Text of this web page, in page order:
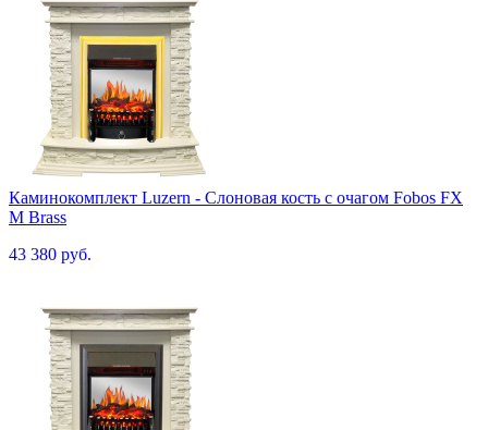
Каминокомплект Luzern - Слоновая кость с очагом Fobos FX
M Brass
43 380 руб.